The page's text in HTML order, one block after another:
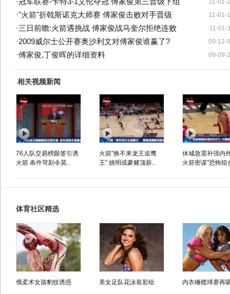
11-01-
11-01-
·"火箭"折戟斯诺克大师赛 傅家俊击败对手晋级
11-01-
·三日前瞻:火箭遇挑战 傅家俊战马奎尔拒绝连败
09-12-
·2009威尔士公开赛奥沙利文对傅家俊谁赢了?
09-09-
·傅家俊,丁俊晖的详细资料
相关视频新闻
76人队交易榜眼签引诱
火箭 条件苛刻令莫..
火箭"换不来龙王追鹰
王" 姚明或豪赌顶薪..
休城急需补强内
火箭密谋"恐怖组
体育社区精选
俄柔术女孩豹纹诱惑 美女足队花泳装彩绘 内衣橄榄球赛再